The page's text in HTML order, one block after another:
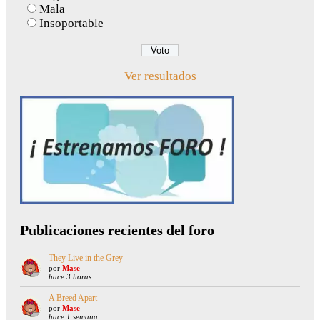
Mala
Insoportable
Ver resultados
Publicaciones recientes del foro
They Live in the Grey
por Mase
hace 3 horas
A Breed Apart
por Mase
hace 1 semana